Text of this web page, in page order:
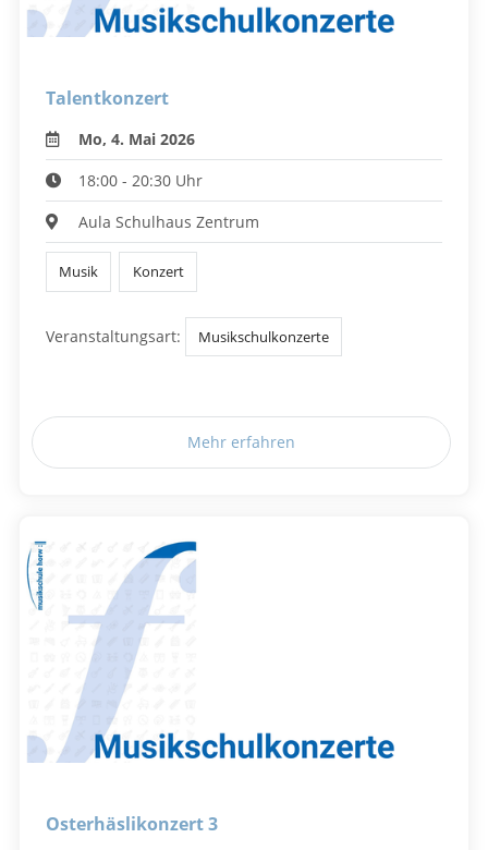
Talentkonzert
Mo, 4. Mai 2026
18:00 - 20:30 Uhr
Aula Schulhaus Zentrum
Musik Konzert
Veranstaltungsart: Musikschulkonzerte
Mehr erfahren
Osterhäslikonzert 3